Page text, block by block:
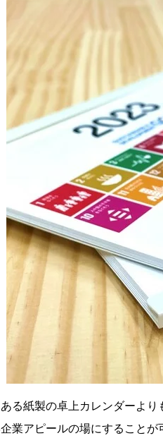
る紙製の卓上カレンダーよ
業アピールの場にすることが